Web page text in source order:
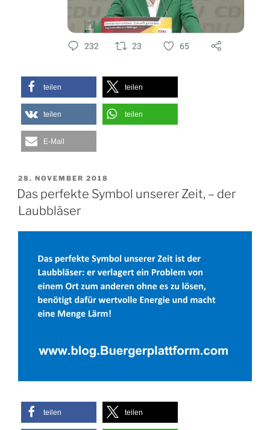
teilen teilen
teilen teilen
E-Mail
VERÖFFENTLICHT
AM
28. NOVEMBER 2018
Das perfekte Symbol unserer Zeit, – der
Laubbläser
teilen teilen